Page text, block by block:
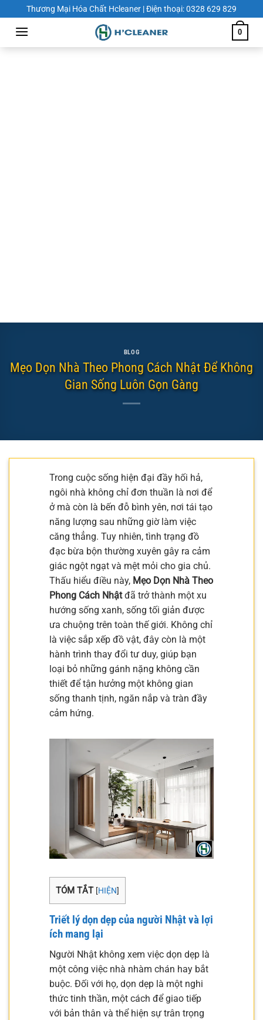
Chuyển
đến
dung
Thương Mại Hóa Chất Hcleaner | Điện thoại: 0328 629 829
0
BLOG
Mẹo Dọn Nhà Theo Phong Cách Nhật Để Không
Gian Sống Luôn Gọn Gàng
Trong cuộc sống hiện đại đầy hối hả,
ngôi nhà không chỉ đơn thuần là nơi để
ở mà còn là bến đỗ bình yên, nơi tái tạo
năng lượng sau những giờ làm việc
căng thẳng. Tuy nhiên, tình trạng đồ
đạc bừa bộn thường xuyên gây ra cảm
giác ngột ngạt và mệt mỏi cho gia chủ.
Thấu hiểu điều này, Mẹo Dọn Nhà Theo
Phong Cách Nhậtđã trở thành một xu
hướng sống xanh, sống tối giản được
ưa chuộng trên toàn thế giới. Không chỉ
là việc sắp xếp đồ vật, đây còn là một
hành trình thay đổi tư duy, giúp bạn
loại bỏ những gánh nặng không cần
thiết để tận hưởng một không gian
sống thanh tịnh, ngăn nắp và tràn đầy
cảm hứng.
TÓM TẮT [HIỆN]
Triết lý dọn dẹp của người Nhật và lợi
ích mang lại
Người Nhật không xem việc dọn dẹp là
một công việc nhà nhàm chán hay bắt
buộc. Đối với họ, dọn dẹp là một nghi
thức tinh thần, một cách để giao tiếp
với bản thân và thể hiện sự trân trọng